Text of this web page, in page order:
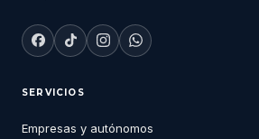
SERVICIOS
Empresas y autónomos